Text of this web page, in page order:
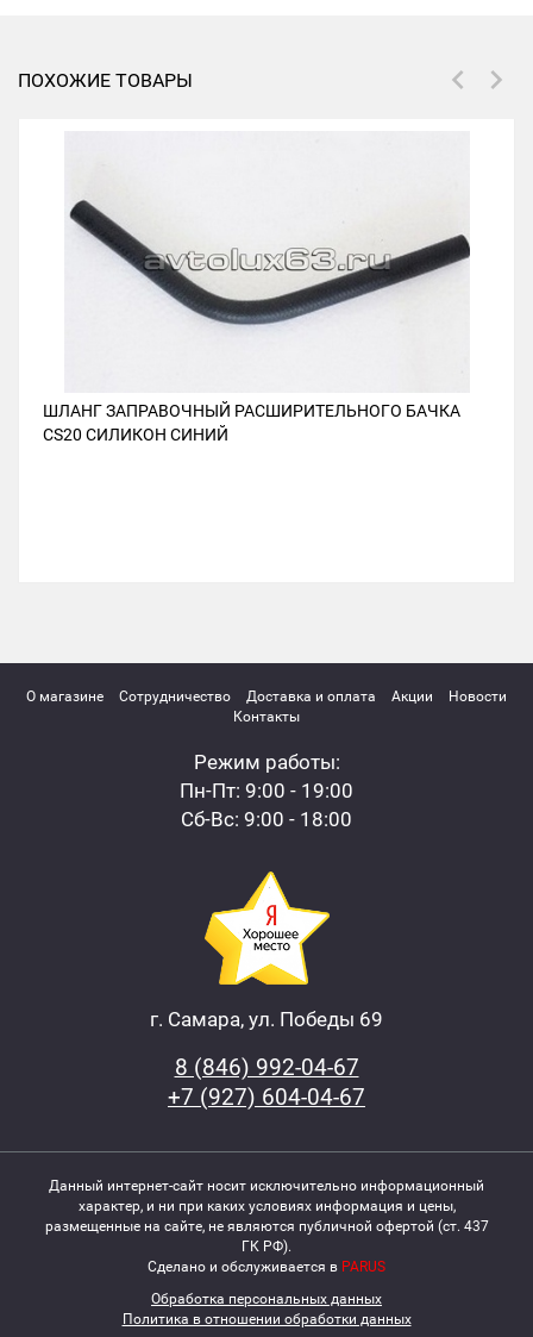
ПОХОЖИЕ ТОВАРЫ
ШЛАНГ ЗАПРАВОЧНЫЙ РАСШИРИТЕЛЬНОГО БАЧКА
CS20 СИЛИКОН СИНИЙ
О магазине Сотрудничество Доставка и оплата Акции
Новости
Контакты
Режим работы:
Пн-Пт: 9:00 - 19:00
Сб-Вс: 9:00 - 18:00
г. Самара, ул. Победы 69
8 (846) 992-04-67
+7 (927) 604-04-67
Данный интернет-сайт носит исключительно информационный
характер, и ни при каких условиях информация и цены,
размещенные на сайте, не являются публичной офертой (ст. 437
ГК РФ).
Сделано и обслуживается в PARUS
Обработка персональных данных
Политика в отношении обработки данных